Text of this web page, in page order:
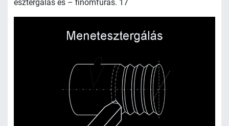
esztergálás és – finomfúrás. 17